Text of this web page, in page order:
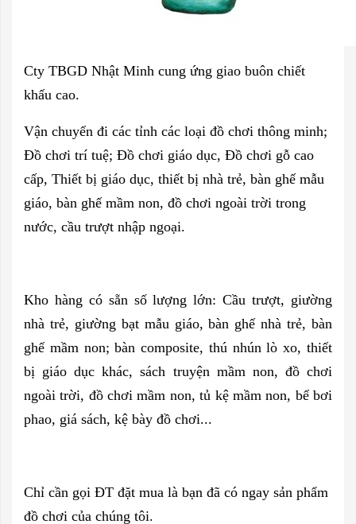
Cty TBGD Nhật Minh cung ứng giao buôn chiết
khấu cao.
Vận chuyển đi các tỉnh các loại đồ chơi thông minh;
Đồ chơi trí tuệ; Đồ chơi giáo dục, Đồ chơi gỗ cao
cấp, Thiết bị giáo dục, thiết bị nhà trẻ, bàn ghế mẫu
giáo, bàn ghế mầm non, đồ chơi ngoài trời trong
nước, cầu trượt nhập ngoại.
Kho hàng có sẵn số lượng lớn: Cầu trượt, giường
nhà trẻ, giường bạt mẫu giáo, bàn ghế nhà trẻ, bàn
ghế mầm non; bàn composite, thú nhún lò xo, thiết
bị giáo dục khác, sách truyện mầm non, đồ chơi
ngoài trời, đồ chơi mầm non, tủ kệ mầm non, bể bơi
phao, giá sách, kệ bày đồ chơi...
Chỉ cần gọi ĐT đặt mua là bạn đã có ngay sản phẩm
đồ chơi của chúng tôi.